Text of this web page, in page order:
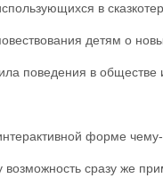
в
детям о
поведения в обществе
форме
возможность сразу же